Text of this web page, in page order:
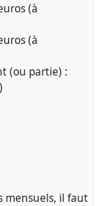
(à
(à
(ou partie) :
mensuels, il faut